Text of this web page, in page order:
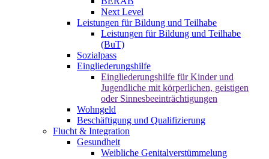
Next Level
Leistungen für Bildung und Teilhabe
Leistungen für Bildung und Teilhabe
(BuT)
Sozialpass
Eingliederungshilfe
Eingliederungshilfe für Kinder und
Jugendliche mit körperlichen, geistigen
oder Sinnesbeeinträchtigungen
Wohngeld
Beschäftigung und Qualifizierung
Flucht & Integration
Gesundheit
Weibliche Genitalverstümmelung